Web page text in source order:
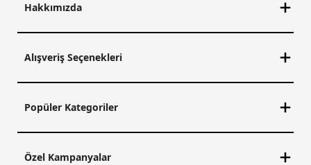
Hakkımızda
Alışveriş Seçenekleri
Popüler Kategoriler
Özel Kampanyalar